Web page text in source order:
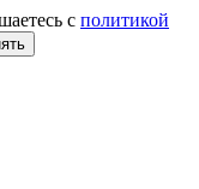
с политикой